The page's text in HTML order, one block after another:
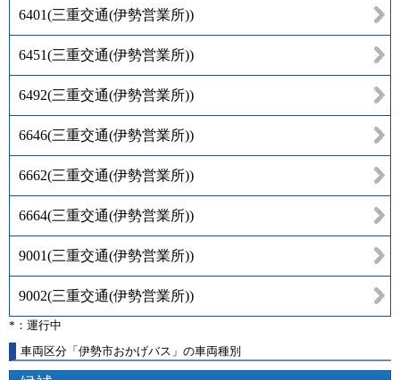
6401(三重交通(伊勢営業所))
6451(三重交通(伊勢営業所))
6492(三重交通(伊勢営業所))
6646(三重交通(伊勢営業所))
6662(三重交通(伊勢営業所))
6664(三重交通(伊勢営業所))
9001(三重交通(伊勢営業所))
9002(三重交通(伊勢営業所))
*：運行中
車両区分「伊勢市おかげバス」の車両種別